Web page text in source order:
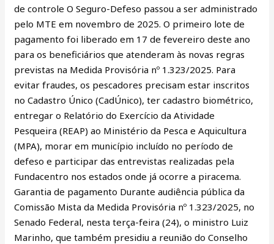
de controle O Seguro-Defeso passou a ser administrado
pelo MTE em novembro de 2025. O primeiro lote de
pagamento foi liberado em 17 de fevereiro deste ano
para os beneficiários que atenderam às novas regras
previstas na Medida Provisória nº 1.323/2025. Para
evitar fraudes, os pescadores precisam estar inscritos
no Cadastro Único (CadÚnico), ter cadastro biométrico,
entregar o Relatório do Exercício da Atividade
Pesqueira (REAP) ao Ministério da Pesca e Aquicultura
(MPA), morar em município incluído no período de
defeso e participar das entrevistas realizadas pela
Fundacentro nos estados onde já ocorre a piracema.
Garantia de pagamento Durante audiência pública da
Comissão Mista da Medida Provisória nº 1.323/2025, no
Senado Federal, nesta terça-feira (24), o ministro Luiz
Marinho, que também presidiu a reunião do Conselho